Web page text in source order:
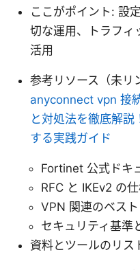
ここがポイント: 設
切な運用、トラフィ
活用
参考リソース（未リ
anyconnect vpn 接
と対処法を徹底解
する実践ガイド
Fortinet 公式ドキ
RFC と IKEv2 の
VPN 関連のベス
セキュリティ基
資料とツールのリス